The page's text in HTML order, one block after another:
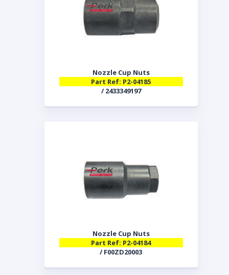
Nozzle Cup Nuts
Part Ref: P2-04185
/ 2433349197
Nozzle Cup Nuts
Part Ref: P2-04184
/ F00ZD20003